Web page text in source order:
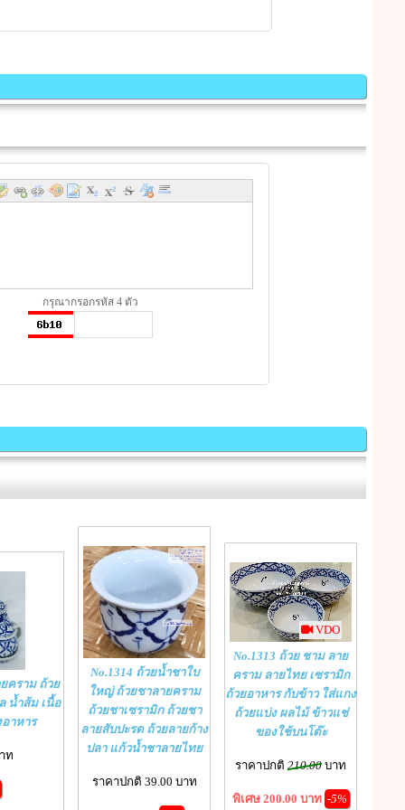
กรุณากรอกรหัส 4 ตัว
คราม ถ้วย
น้ำส้ม เนื้อ
าหาร
ท
No.1314 ถ้วยน้ำชาใบ
ใหญ่ ถ้วยชาลายคราม
ถ้วยชาเซรามิก ถ้วยชา
ลายสับปะรด ถ้วยลายก้าง
ปลา แก้วน้ำชาลายไทย
ราคาปกติ 39.00 บาท
VDO
No.1313 ถ้วย ชาม ลาย
คราม ลายไทย เซรามิก
ถ้วยอาหาร กับข้าว ใส่แกง
ถ้วยแบ่ง ผลไม้ ข้าวแช่
ของใช้บนโต๊ะ
ราคาปกติ 210.00 บาท
พิเศษ 200.00 บาท -5%